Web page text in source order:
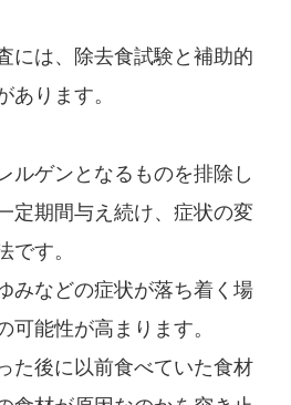
には、除去食試験と補助的
あります。
ルゲンとなるものを排除し
定期間与え続け、症状の変
です。
みなどの症状が落ち着く場
可能性が高まります。
た後に以前食べていた食材